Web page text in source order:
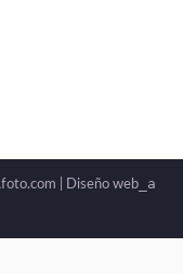
| Diseño web _a